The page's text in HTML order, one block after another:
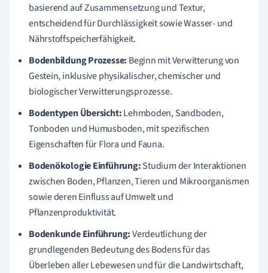
basierend auf Zusammensetzung und Textur,
entscheidend für Durchlässigkeit sowie Wasser- und
Nährstoffspeicherfähigkeit.
Bodenbildung Prozesse: Beginn mit Verwitterung von
Gestein, inklusive physikalischer, chemischer und
biologischer Verwitterungsprozesse.
Bodentypen Übersicht:Lehmboden, Sandboden,
Tonboden und Humusboden, mit spezifischen
Eigenschaften für Flora und Fauna.
Bodenökologie Einführung:Studium der Interaktionen
zwischen Boden, Pflanzen, Tieren und Mikroorganismen
sowie deren Einfluss auf Umwelt und
Pflanzenproduktivität.
Bodenkunde Einführung:Verdeutlichung der
grundlegenden Bedeutung des Bodens für das
Überleben aller Lebewesen und für die Landwirtschaft,